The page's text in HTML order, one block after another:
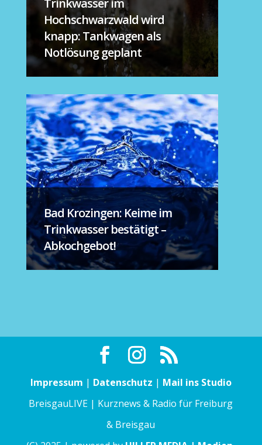
Hochschwarzwald wird
knapp: Tankwagen als
Notlösung geplant
Bad Krozingen: Keime im
Trinkwasser bestätigt –
Abkochgebot!
Impressum | Datenschutz | Mail ins Studio
BreisgauLIVE | Kurznews & Radio für Freiburg
& Breisgau